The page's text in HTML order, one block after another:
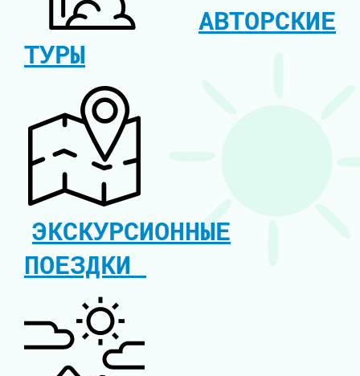
АВТОРСКИЕ
ТУРЫ
ЭКСКУРСИОННЫЕ
ПОЕЗДКИ